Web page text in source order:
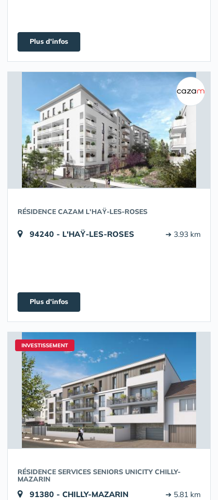
Plus d'infos
RÉSIDENCE CAZAM L'HAŸ-LES-ROSES
94240 - L'HAŸ-LES-ROSES ➔ 3.93 km
Plus d'infos
INVESTISSEMENT
RÉSIDENCE SERVICES SENIORS UNICITY CHILLY-
MAZARIN
91380 - CHILLY-MAZARIN ➔ 5.81 km